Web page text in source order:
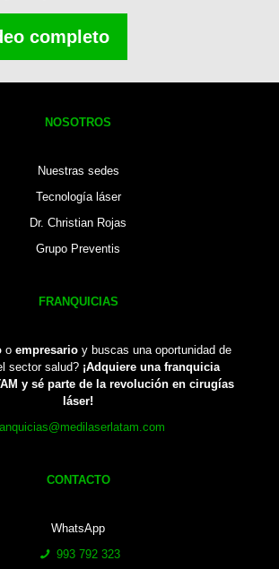
NOSOTROS
Nuestras sedes
Tecnología láser
Dr. Christian Rojas
Grupo Preventis
FRANQUICIAS
o empresarioy buscas una oportunidad de
sector salud? ¡Adquiere una franquicia
y sé parte de la revolución en cirugías
láser!
CONTACTO
WhatsApp
993 792 323